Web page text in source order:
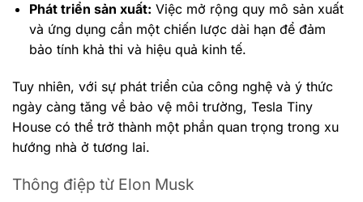
Phát triển sản xuất: Việc mở rộng quy mô sản xuất
và ứng dụng cần một chiến lược dài hạn để đảm
bảo tính khả thi và hiệu quả kinh tế.
Tuy nhiên, với sự phát triển của công nghệ và ý thức
ngày càng tăng về bảo vệ môi trường, Tesla Tiny
House có thể trở thành một phần quan trọng trong xu
hướng nhà ở tương lai.
Thông điệp từ Elon Musk